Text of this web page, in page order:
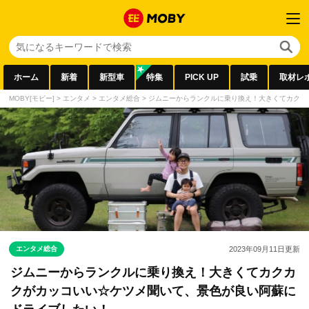
ホーム 新着 新型車 特集 PICK UP 試乗 取材レ
MOBY[モビー] > エンタメ > エンタメ総合 > ジムニーからランクルに乗り換え！大きくてカク
エンタメ総合 2023年09月11日更新
ジムニーからランクルに乗り換え！大きくてカクカ
クがカッコいい☆ケツメ聞いて、景色が良い阿蘇に